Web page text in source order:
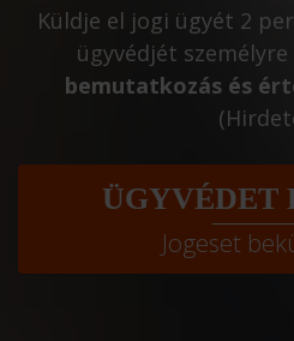
Küldje el jogi ügyét 2
ügyvédjét
bemutatkozás és
ÜGYVÉDET
Jogeset